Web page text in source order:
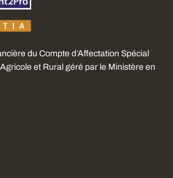
du Compte d’Affectation Spécial
et Rural géré par le Ministère en